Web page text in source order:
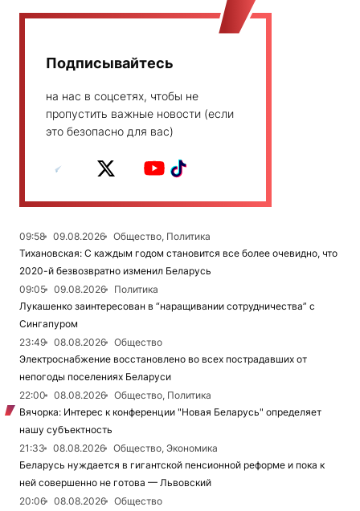
Подписывайтесь
на нас в соцсетях, чтобы не
пропустить важные новости (если
это безопасно для вас)
09:58 09.08.2026
Общество, Политика
Тихановская: С каждым годом становится все более очевидно, что
2020-й безвозвратно изменил Беларусь
09:05
09.08.2026
Политика
Лукашенко заинтересован в “наращивании сотрудничества” с
Сингапуром
23:49
08.08.2026
Общество
Электроснабжение восстановлено во всех пострадавших от
непогоды поселениях Беларуси
22:00
08.08.2026
Общество, Политика
Вячорка: Интерес к конференции "Новая Беларусь" определяет
нашу субъектность
21:33
08.08.2026
Общество, Экономика
Беларусь нуждается в гигантской пенсионной реформе и пока к
ней совершенно не готова — Львовский
20:06
08.08.2026
Общество